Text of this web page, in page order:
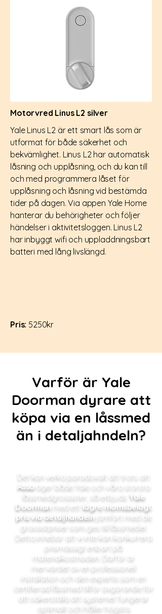
Motorvred Linus L2 silver
Yale Linus L2 är ett smart lås som är
utformat för både säkerhet och
bekvämlighet. Linus L2 har automatisk
låsning och upplåsning, och du kan till
och med programmera låset för
upplåsning och låsning vid bestämda
tider på dagen. Via appen Yale Home
hanterar du behörigheter och följer
händelser i aktivitetsloggen. Linus L2
har inbyggt wifi och uppladdningsbart
batteri med lång livslängd.
Pris: 5250kr
Varför är Yale
Doorman dyrare att
köpa via en låssmed
än i detaljahndeln?
Det kan verka paradoxalt att trots att
Assaäger både Yale och våra största
låssmedgrossister, så erbjuds Yale
Doorman med ett lägre momsbelagt
pris via detaljhandelnjämfört med de
grossistpriser som ges till låssmeder.
Detta innebär att vi inte kan konkurrera
prismässigt enbart på
materialkostnaden. Därför är
mervärdet av en professionell
installation och den expertis som en
certifierad låssmed tillför avgörande för
att säkerställa att systemet fungerar
optimalt och håller högsta